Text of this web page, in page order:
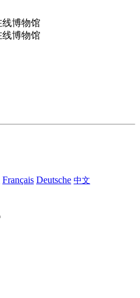
Français Deutsche 中文